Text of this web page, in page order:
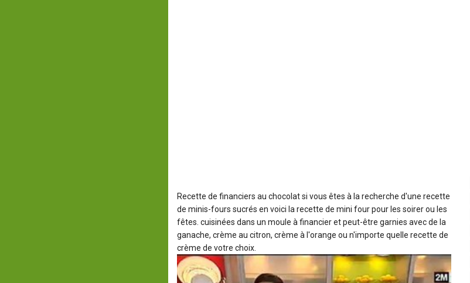
Recette de financiers au chocolatsi vous êtes à la recherche d'une recette
de minis-fours sucrés en voici la recette de mini four pour les soirer ou les
fêtes. cuisinées dans un moule à financier et peut-être garnies avec de la
ganache, crème au citron, crème à l'orange ou n'importe quelle recette de
crème de votre choix.